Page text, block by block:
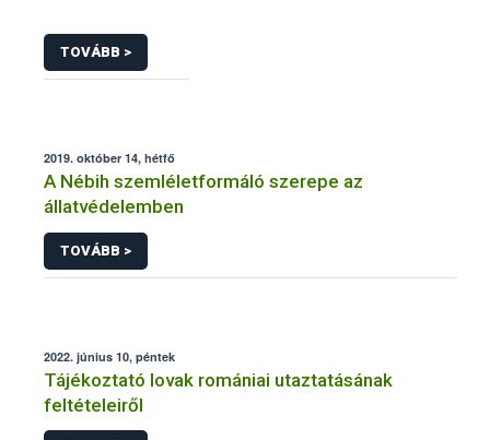
TOVÁBB >
2019. október 14, hétfő
A Nébih szemléletformáló szerepe az
állatvédelemben
TOVÁBB >
2022. június 10, péntek
Tájékoztató lovak romániai utaztatásának
feltételeiről